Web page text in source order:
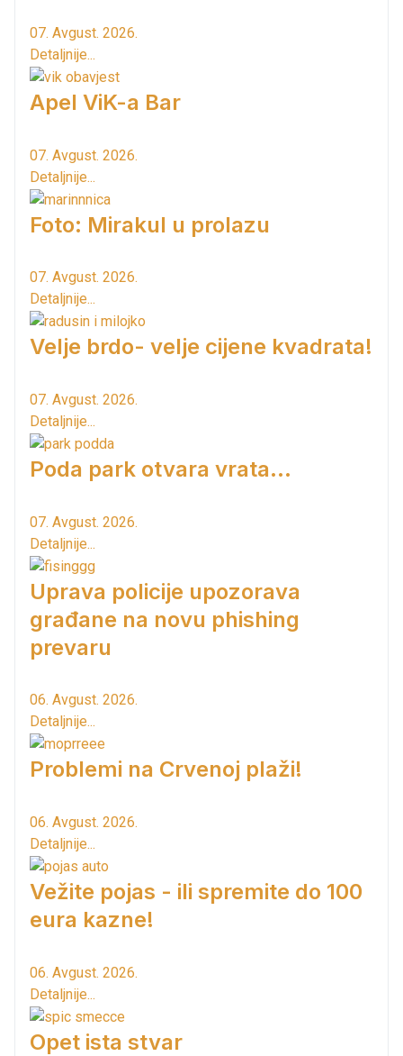
07. Avgust. 2026.
Detaljnije...
Apel ViK-a Bar
07. Avgust. 2026.
Detaljnije...
Foto: Mirakul u prolazu
07. Avgust. 2026.
Detaljnije...
Velje brdo- velje cijene kvadrata!
07. Avgust. 2026.
Detaljnije...
Poda park otvara vrata...
07. Avgust. 2026.
Detaljnije...
Uprava policije upozorava
građane na novu phishing
prevaru
06. Avgust. 2026.
Detaljnije...
Problemi na Crvenoj plaži!
06. Avgust. 2026.
Detaljnije...
Vežite pojas - ili spremite do 100
eura kazne!
06. Avgust. 2026.
Detaljnije...
Opet ista stvar